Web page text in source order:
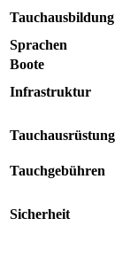
Tauchausbildung
Sprachen
Boote
Infrastruktur
Tauchausrüstung
Tauchgebühren
Sicherheit